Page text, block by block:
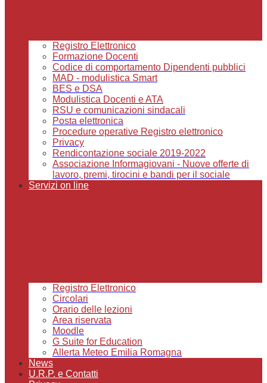
Registro Elettronico
Formazione Docenti
Codice di comportamento Dipendenti pubblici
MAD - modulistica Smart
BES e DSA
Modulistica Docenti e ATA
RSU e comunicazioni sindacali
Posta elettronica
Procedure operative Registro elettronico
Privacy
Rendicontazione sociale 2019-2022
Associazione Informagiovani - Nuove offerte di
lavoro, premi, tirocini e bandi per il sociale
Servizi on line
Registro Elettronico
Circolari
Orario delle lezioni
Area riservata
Moodle
G Suite for Education
Allerta Meteo Emilia Romagna
News
U.R.P. e Contatti